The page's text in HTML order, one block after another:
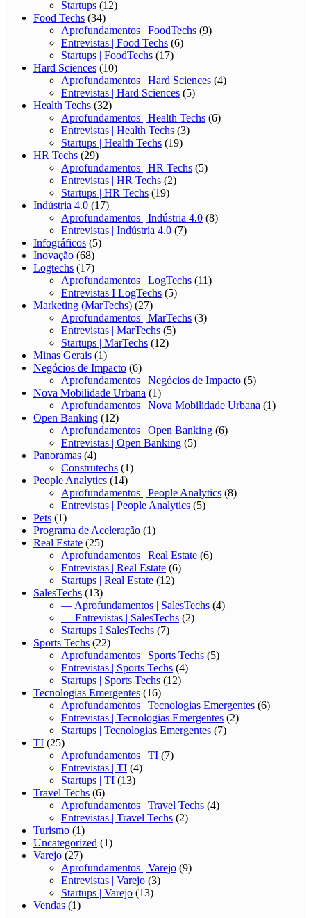
Startups (12)
Food Techs (34)
Aprofundamentos | FoodTechs (9)
Entrevistas | Food Techs (6)
Startups | FoodTechs (17)
Hard Sciences (10)
Aprofundamentos | Hard Sciences (4)
Entrevistas | Hard Sciences (5)
Health Techs (32)
Aprofundamentos | Health Techs (6)
Entrevistas | Health Techs (3)
Startups | Health Techs (19)
HR Techs (29)
Aprofundamentos | HR Techs (5)
Entrevistas | HR Techs (2)
Startups | HR Techs (19)
Indústria 4.0 (17)
Aprofundamentos | Indústria 4.0 (8)
Entrevistas | Indústria 4.0 (7)
Infográficos (5)
Inovação (68)
Logtechs (17)
Aprofundamentos | LogTechs (11)
Entrevistas I LogTechs (5)
Marketing (MarTechs) (27)
Aprofundamentos | MarTechs (3)
Entrevistas | MarTechs (5)
Startups | MarTechs (12)
Minas Gerais (1)
Negócios de Impacto (6)
Aprofundamentos | Negócios de Impacto (5)
Nova Mobilidade Urbana (1)
Aprofundamentos | Nova Mobilidade Urbana (1)
Open Banking (12)
Aprofundamentos | Open Banking (6)
Entrevistas | Open Banking (5)
Panoramas (4)
Construtechs (1)
People Analytics (14)
Aprofundamentos | People Analytics (8)
Entrevistas | People Analytics (5)
Pets (1)
Programa de Aceleração (1)
Real Estate (25)
Aprofundamentos | Real Estate (6)
Entrevistas | Real Estate (6)
Startups | Real Estate (12)
SalesTechs (13)
— Aprofundamentos | SalesTechs (4)
— Entrevistas | SalesTechs (2)
Startups I SalesTechs (7)
Sports Techs (22)
Aprofundamentos | Sports Techs (5)
Entrevistas | Sports Techs (4)
Startups | Sports Techs (12)
Tecnologias Emergentes (16)
Aprofundamentos | Tecnologias Emergentes (6)
Entrevistas | Tecnologias Emergentes (2)
Startups | Tecnologias Emergentes (7)
TI (25)
Aprofundamentos | TI (7)
Entrevistas | TI (4)
Startups | TI (13)
Travel Techs (6)
Aprofundamentos | Travel Techs (4)
Entrevistas | Travel Techs (2)
Turismo (1)
Uncategorized (1)
Varejo (27)
Aprofundamentos | Varejo (9)
Entrevistas | Varejo (3)
Startups | Varejo (13)
Vendas (1)